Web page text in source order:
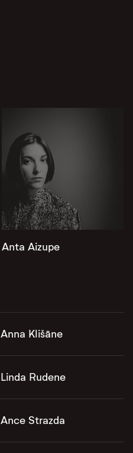
Anta Aizupe
Anna Klišāne
Linda Rudene
Ance Strazda